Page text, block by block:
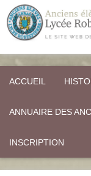
ACCUEIL
ANNUAIRE DES
INSCRIPTION